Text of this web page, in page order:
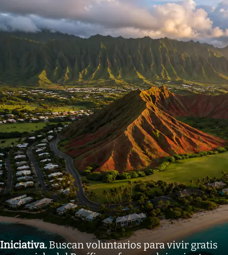
Iniciativa. Buscan voluntarios para vivir gratis